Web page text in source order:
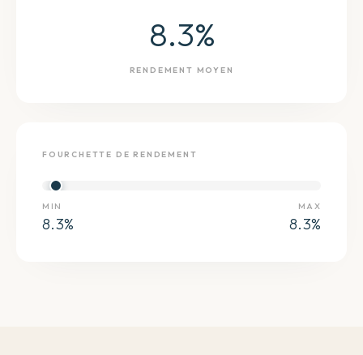
8.3%
RENDEMENT MOYEN
FOURCHETTE DE RENDEMENT
MIN
8.3%
MAX
8.3%